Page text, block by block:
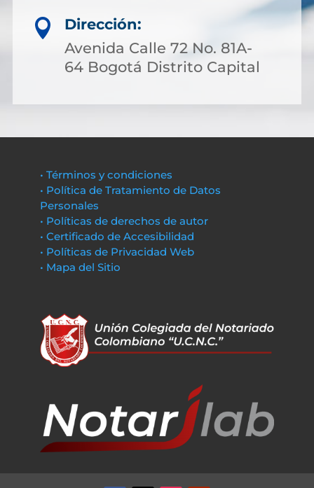

Dirección:
Avenida Calle 72 No. 81A-
64 Bogotá Distrito Capital
• Términos y condiciones
• Política de Tratamiento de Datos
Personales
• Políticas de derechos de autor
• Certificado de Accesibilidad
• Políticas de Privacidad Web
• Mapa del Sitio